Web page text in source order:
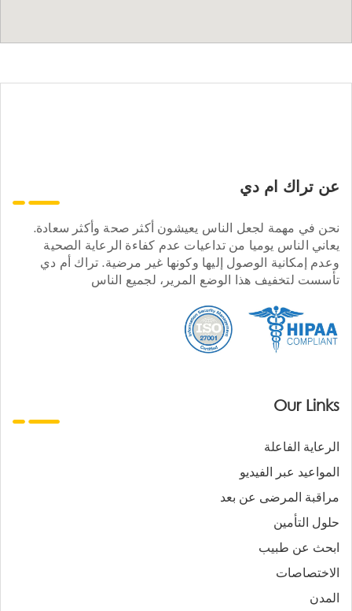
عن تراك ام دي
نحن في مهمة لجعل الناس يعيشون أكثر صحة وأكثر سعادة.
يعاني الناس يوميا من تداعيات عدم كفاءة الرعاية الصحية
وعدم إمكانية الوصول إليها وكونها غير مرضية. تراك أم دي
تأسست لتخفيف هذا الوضع المرير، لجميع الناس
Our Links
الرعاية الفاعلة
المواعيد عبر الفيديو
مراقبة المرضى عن بعد
حلول التأمين
ابحث عن طبيب
الاختصاصات
المدن